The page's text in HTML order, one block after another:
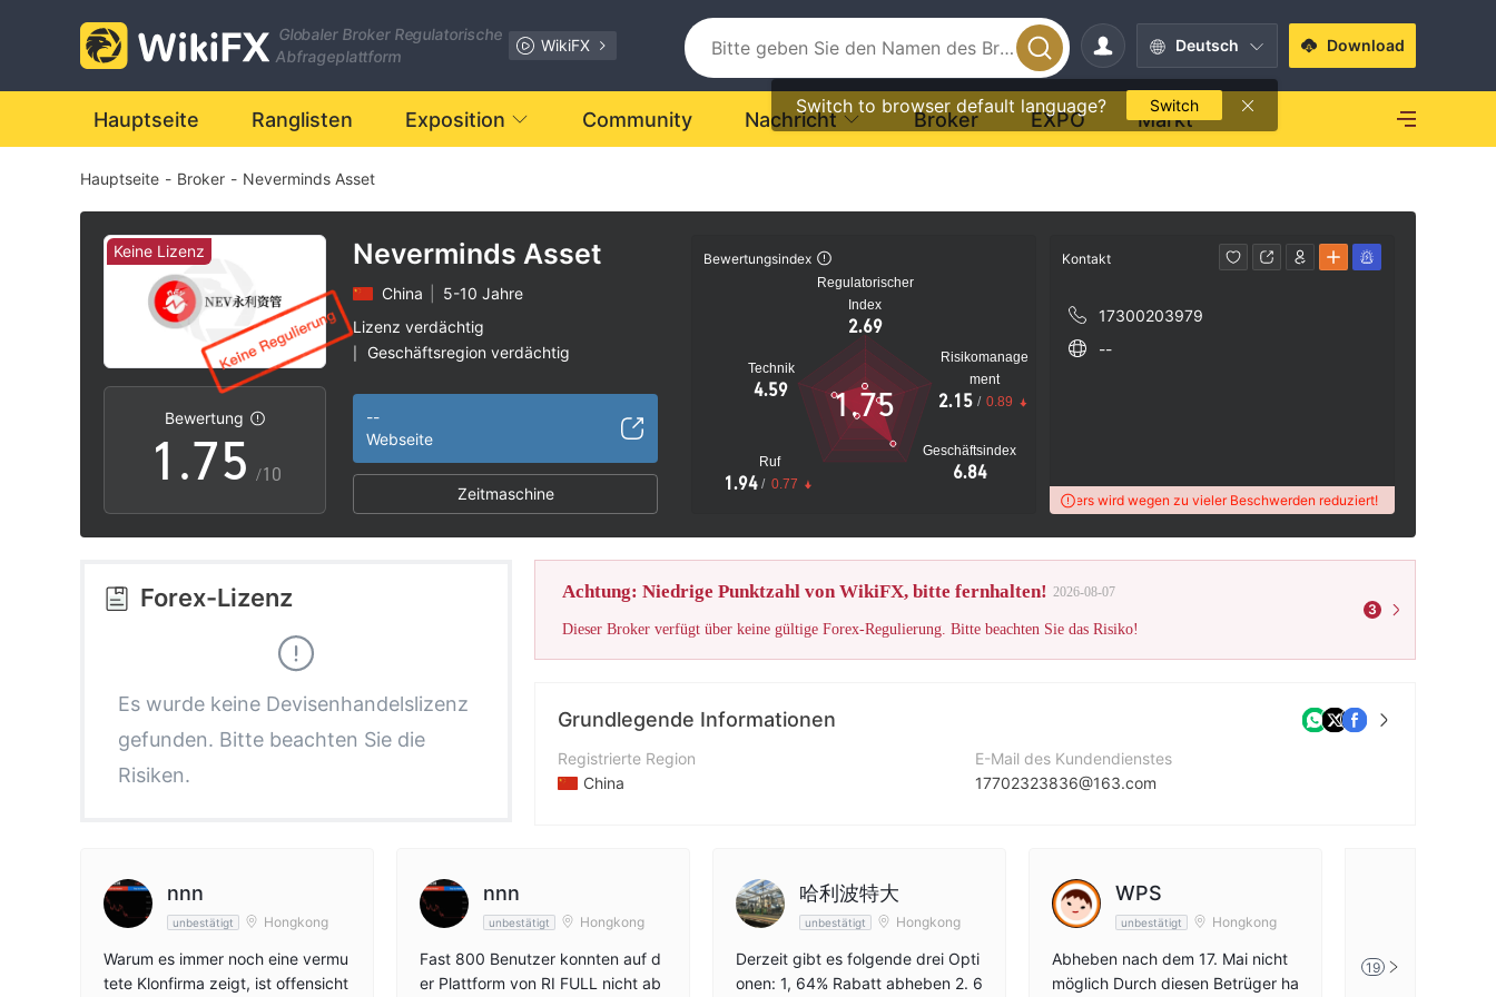
Globaler Broker Regulatorische
Abfrageplattform
WikiFX Deutsch
Switch to browser default language? Switch
Download
Hauptseite Ranglisten Exposition Community Nachricht Broker EXPO Markt
Hauptseite - Broker - Neverminds Asset
Keine Lizenz
Bewertung
0
1
2
3
5
6
8
9
.
1
2
3
4
5
6
7
8
9
0
1
3
4
5
6
7
9
/10
Neverminds Asset
China
5-10 Jahre
Lizenz verdächtig
Geschäftsregion verdächtig
--
Webseite
Zeitmaschine
Bewertungsindex
Regulatorischer
Index
2.69
Technik
4.59
Ruf
1.94 / 0.77
Geschäftsindex
6.84
Risikomanage
ment
2.15 / 0.89
1.75
Kontakt
17300203979
--
Die Note dieses Brokers wird wegen zu vieler Beschwerden reduziert! Die Note dieses
Forex-Lizenz
Es wurde keine Devisenhandelslizenz
gefunden. Bitte beachten Sie die
Risiken.
Achtung: Niedrige Punktzahl von WikiFX, bitte fernhalten! 2026-08-07
Dieser Broker verfügt über keine gültige Forex-Regulierung. Bitte beachten Sie das Risiko!
3
Grundlegende Informationen
Registrierte Region
China
NEV永利资产管理有限公司
E-Mail des Kundendienstes
17702323836@163.com
Unternehmenswebsite
nnn
unbestätigt Hongkong
Warum es immer noch eine vermu
tete Klonfirma zeigt, ist offensicht
nnn
unbestätigt Hongkong
Fast 800 Benutzer konnten auf d
er Plattform von RI FULL nicht ab
哈利波特大
unbestätigt Hongkong
Derzeit gibt es folgende drei Opti
onen: 1, 64% Rabatt abheben 2. 6
WPS
unbestätigt Hongkong
Abheben nach dem 17. Mai nicht
möglich Durch diesen Betrüger ha
19